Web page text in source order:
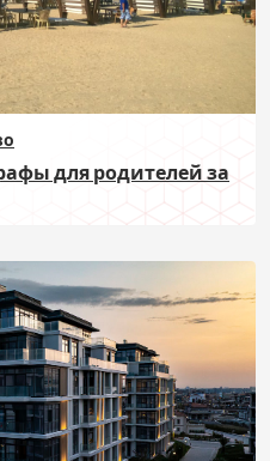
для родителей за